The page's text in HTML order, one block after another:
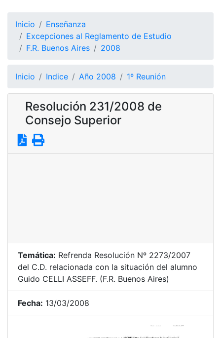
Inicio
Enseñanza
Excepciones al Reglamento de Estudio
F.R. Buenos Aires
2008
Inicio Indice Año 2008 1º Reunión
Resolución 231/2008 de
Consejo Superior
Temática: Refrenda Resolución Nº 2273/2007
del C.D. relacionada con la situación del alumno
Guido CELLI ASSEFF. (F.R. Buenos Aires)
Fecha: 13/03/2008